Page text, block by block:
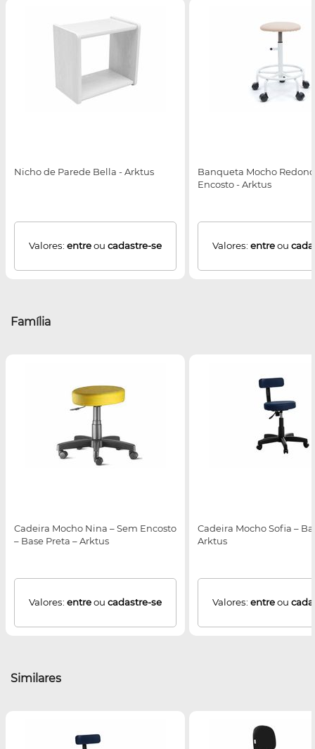
Nicho de Parede Bella - Arktus
Valores: entreou cadastre-se
Banqueta Mocho
Encosto - Arktus
Valores: entreou
Família
Cadeira Mocho Nina – Sem Encosto
– Base Preta – Arktus
Valores: entreou cadastre-se
Cadeira Mocho Sofia –
Arktus
Valores: entreou
Similares